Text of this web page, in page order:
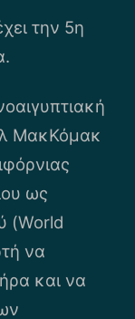
την 5η
ΜακΚόμακ
ως
(World
να
και να